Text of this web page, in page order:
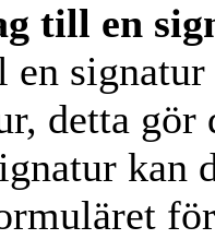
till en
en
detta
kan